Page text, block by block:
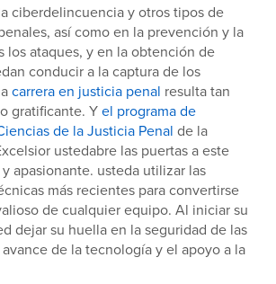
ciberdelincuencia y otros tipos de
así como en la prevención y la
los ataques, y en la obtención de
conducir a la captura de los
carrera en justicia penal resulta tan
gratificante. Yel programa de
de la Justicia Penal de la
ustedabre las puertas a este
apasionante. usteda utilizar las
más recientes para convertirse
de cualquier equipo. Al iniciar su
dejar su huella en la seguridad de las
de la tecnología y el apoyo a la